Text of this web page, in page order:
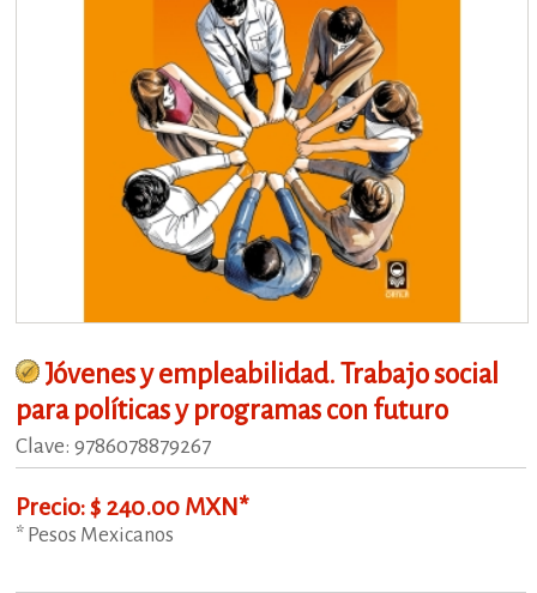
Jóvenes y empleabilidad. Trabajo social
para políticas y programas con futuro
Clave: 9786078879267
Precio: $ 240.00 MXN*
* Pesos Mexicanos